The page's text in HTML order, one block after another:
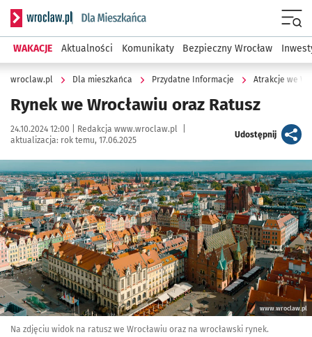
Serwis informacyjny wroclaw.pl podserwis: Dla mieszkańca
WAKACJE Aktualności Komunikaty Bezpieczny Wrocław
wroclaw.pl Dla mieszkańca Przydatne Informacje Atrakcje we
Rynek we Wrocławiu oraz Ratusz
Data publikacji:
24.10.2024 12:00 | Autor:
Redakcja www.wroclaw.pl
aktualizacja: rok temu, 17.06.2025
Udostępnijartykuł
Kliknij, aby powiększyć
www.wroclaw.pl
Na zdjęciu widok na ratusz we Wrocławiu oraz na wrocławski rynek.